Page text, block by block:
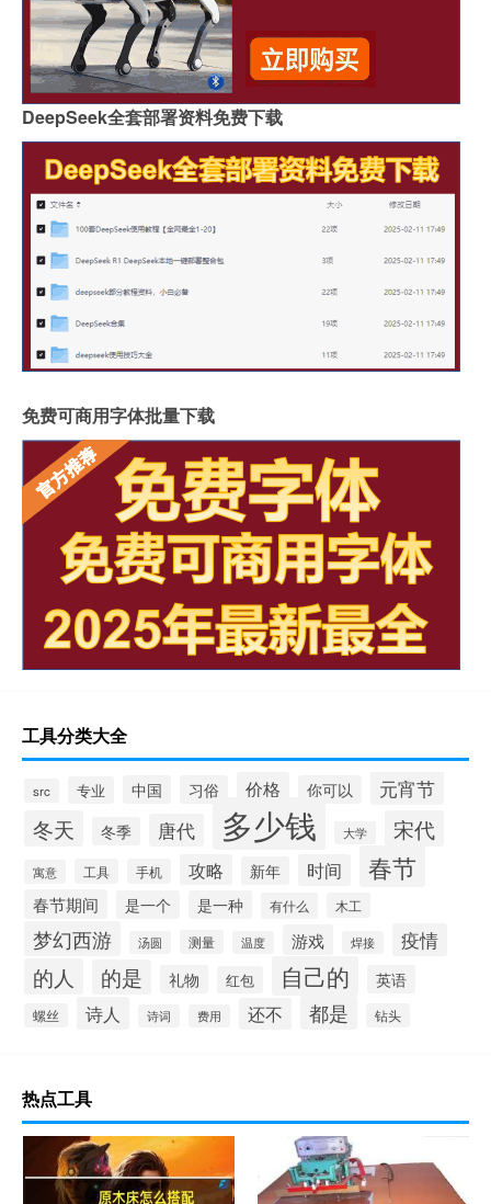
DeepSeek全套部署资料免费下载
免费可商用字体批量下载
工具分类大全
src 专业 中国 习俗 价格 你可以 元宵节
冬天 冬季 唐代 多少钱 大学 宋代
寓意 工具 手机 攻略 新年 时间 春节
春节期间 是一个 是一种 有什么 木工
梦幻西游 汤圆 测量 温度 游戏 焊接 疫情
的人 的是 礼物 红包 自己的 英语
螺丝 诗人 诗词 费用 还不 都是 钻头
热点工具